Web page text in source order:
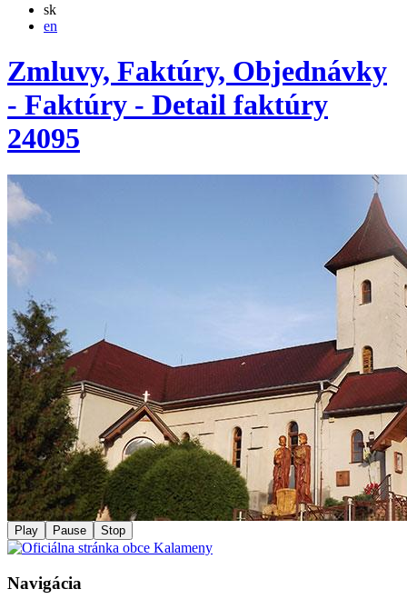
skSlovensky
en
Zmluvy, Faktúry, Objednávky
- Faktúry - Detail faktúry
24095
Play Pause Stop
Navigácia